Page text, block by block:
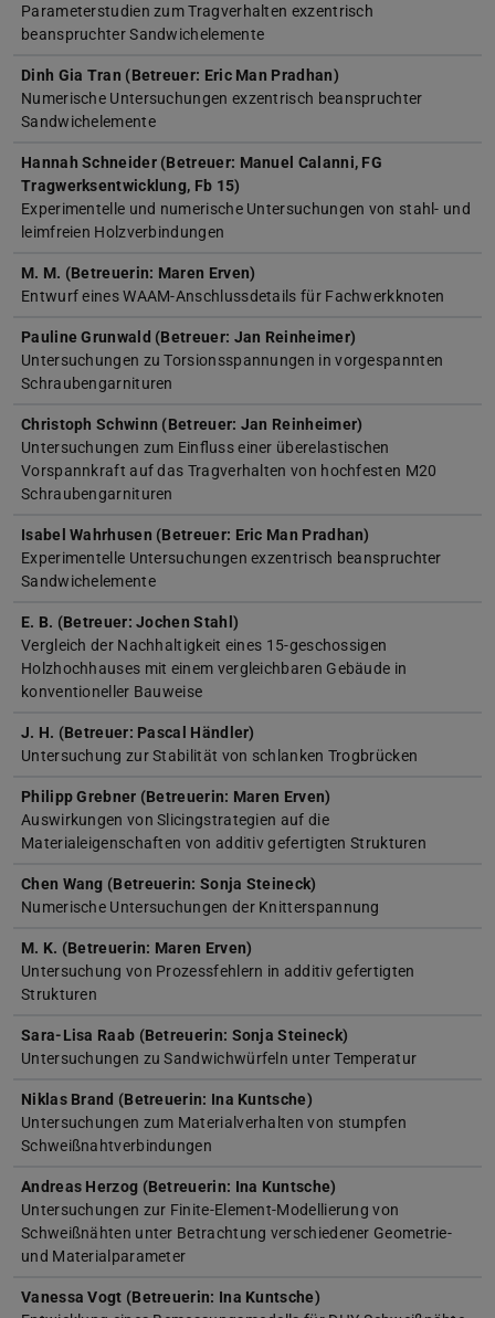
Parameterstudien zum Tragverhalten exzentrisch
beanspruchter Sandwichelemente
Dinh Gia Tran (Betreuer: Eric Man Pradhan)
Numerische Untersuchungen exzentrisch beanspruchter
Sandwichelemente
Hannah Schneider (Betreuer: Manuel Calanni, FG
Tragwerksentwicklung, Fb 15)
Experimentelle und numerische Untersuchungen von stahl- und
leimfreien Holzverbindungen
M. M. (Betreuerin: Maren Erven)
Entwurf eines WAAM-Anschlussdetails für Fachwerkknoten
Pauline Grunwald (Betreuer: Jan Reinheimer)
Untersuchungen zu Torsionsspannungen in vorgespannten
Schraubengarnituren
Christoph Schwinn (Betreuer: Jan Reinheimer)
Untersuchungen zum Einfluss einer überelastischen
Vorspannkraft auf das Tragverhalten von hochfesten M20
Schraubengarnituren
Isabel Wahrhusen (Betreuer: Eric Man Pradhan)
Experimentelle Untersuchungen exzentrisch beanspruchter
Sandwichelemente
E. B. (Betreuer: Jochen Stahl)
Vergleich der Nachhaltigkeit eines 15-geschossigen
Holzhochhauses mit einem vergleichbaren Gebäude in
konventioneller Bauweise
J. H. (Betreuer: Pascal Händler)
Untersuchung zur Stabilität von schlanken Trogbrücken
Philipp Grebner (Betreuerin: Maren Erven)
Auswirkungen von Slicingstrategien auf die
Materialeigenschaften von additiv gefertigten Strukturen
Chen Wang (Betreuerin: Sonja Steineck)
Numerische Untersuchungen der Knitterspannung
M. K. (Betreuerin: Maren Erven)
Untersuchung von Prozessfehlern in additiv gefertigten
Strukturen
Sara-Lisa Raab (Betreuerin: Sonja Steineck)
Untersuchungen zu Sandwichwürfeln unter Temperatur
Niklas Brand (Betreuerin: Ina Kuntsche)
Untersuchungen zum Materialverhalten von stumpfen
Schweißnahtverbindungen
Andreas Herzog (Betreuerin: Ina Kuntsche)
Untersuchungen zur Finite-Element-Modellierung von
Schweißnähten unter Betrachtung verschiedener Geometrie-
und Materialparameter
Vanessa Vogt (Betreuerin: Ina Kuntsche)